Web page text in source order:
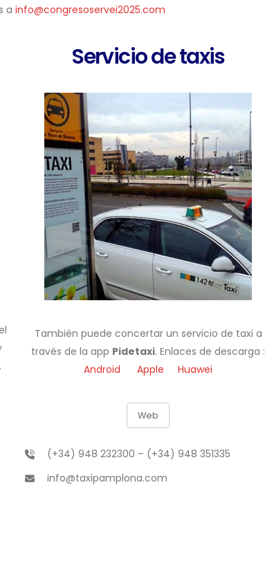
a info@congresoservei2025.com
Servicio de taxis
También puede concertar un servicio de taxi a
través de la app Pidetaxi. Enlaces de descarga :
Android
Apple Huawei
Web
(+34) 948 232300 – (+34) 948 351335
info@taxipamplona.com